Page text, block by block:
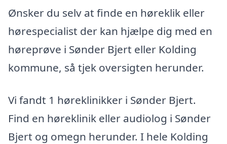
Ønsker du selv at finde en høreklik eller
hørespecialist der kan hjælpe dig med en
høreprøve i Sønder Bjert eller Kolding
kommune, så tjek oversigten herunder.
Vi fandt 1 høreklinikker i Sønder Bjert.
Find en høreklinik eller audiolog i Sønder
Bjert og omegn herunder. I hele Kolding